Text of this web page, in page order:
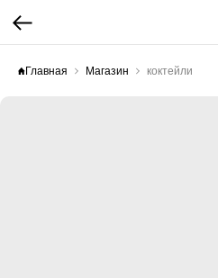
Главная Магазин коктейли